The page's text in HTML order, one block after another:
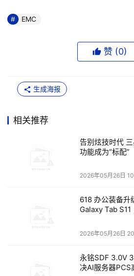
与此同时，图斯先生还领导EMC
及上市，为EMC赢得了业界分析家
界最有能力提供全面开放存储管理
件供应商，在备份、容灾以及其他
而且它也是图斯先生加盟EMC后收
图斯先生对EMC公司未来的发展
了企业存储，并用网络存储将企业
所有用户信息（包括从创建、使用
公司的新一轮成长起到积极的作用。”
本文来源于DOIT传媒，文章内容仅供
EMC
赞 (0)
生成海报
相关推荐
告别炫技时代
功能成为“标配”
2026年05月26日
618 办公装备升
Galaxy Tab
2026年05月26日
永铭SDF 3.0V
决AI服务器